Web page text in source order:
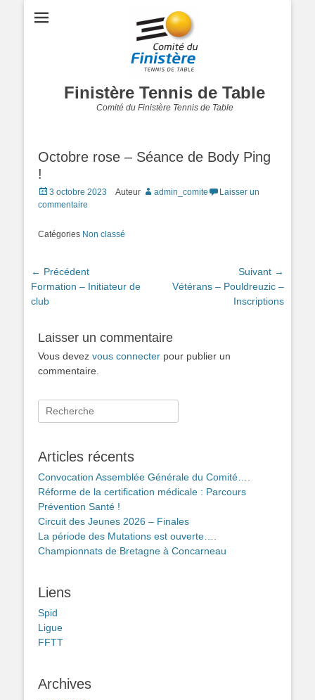
Finistère Tennis de Table
Comité du Finistère Tennis de Table
Octobre rose – Séance de Body Ping
!
Posted
on
3 octobre 2023 Auteur admin_comite
Laisser un
commentaire
Catégories Non classé
Navigation
de
l’article
← Précédent
Article
précédent :
Formation – Initiateur de
club
Suivant →
ArticleVétérans – Pouldreuzic –
Inscriptions
Laisser un commentaire
Vous devez vous connecter pour publier un
commentaire.
Rechercher :
Articles récents
Convocation Assemblée Générale du Comité….
Réforme de la certification médicale : Parcours
Prévention Santé !
Circuit des Jeunes 2026 – Finales
La période des Mutations est ouverte….
Championnats de Bretagne à Concarneau
Liens
Spid
Ligue
FFTT
Archives